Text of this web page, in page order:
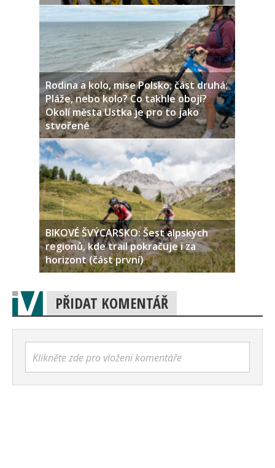
Rodina a kolo, mise Polsko, část druhá:
Pláže, nebo kolo? Co takhle obojí?
Okolí města Ustka je pro to jako
stvořené
BIKOVÉ ŠVÝCARSKO: Šest alpských
regionů, kde trail pokračuje i za
horizont (část první)
PŘIDAT KOMENTÁŘ
Klikněte zde pro vložení komentáře